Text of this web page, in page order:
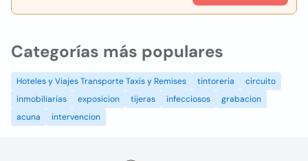
Categorías más populares
Hoteles y Viajes Transporte Taxis y Remises tintoreria
circuito
inmobiliarias
exposicion tijeras infecciosos
grabacion
acuna
intervencion